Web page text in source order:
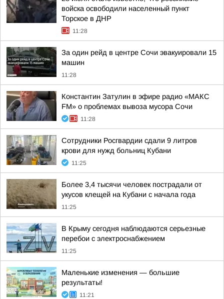
войска освободили населенный пункт
Торское в ДНР
11:28
За один рейд в центре Сочи эвакуировали 15
машин
11:28
Константин Затулин в эфире радио «МАКС
FM» о проблемах вывоза мусора Сочи
11:28
Сотрудники Росгвардии сдали 9 литров
крови для нужд больниц Кубани
11:25
Более 3,4 тысячи человек пострадали от
укусов клещей на Кубани с начала года
11:25
В Крыму сегодня наблюдаются серьезные
перебои с электроснабжением
11:25
Маленькие изменения — большие
результаты!
11:21